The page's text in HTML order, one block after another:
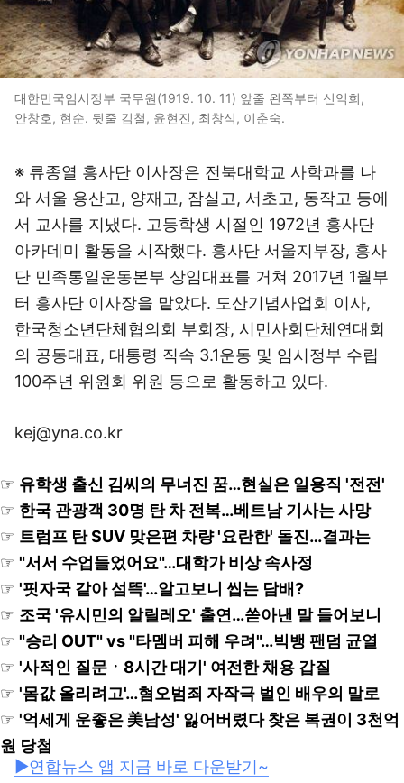
대한민국임시정부 국무원(1919. 10. 11) 앞줄 왼쪽부터 신익희,
안창호, 현순. 뒷줄 김철, 윤현진, 최창식, 이춘숙.
※ 류종열 흥사단 이사장은 전북대학교 사학과를 나
와 서울 용산고, 양재고, 잠실고, 서초고, 동작고 등에
서 교사를 지냈다. 고등학생 시절인 1972년 흥사단
아카데미 활동을 시작했다. 흥사단 서울지부장, 흥사
단 민족통일운동본부 상임대표를 거쳐 2017년 1월부
터 흥사단 이사장을 맡았다. 도산기념사업회 이사,
한국청소년단체협의회 부회장, 시민사회단체연대회
의 공동대표, 대통령 직속 3.1운동 및 임시정부 수립
100주년 위원회 위원 등으로 활동하고 있다.
kej@yna.co.kr
☞ 유학생 출신 김씨의 무너진 꿈…현실은 일용직 '전전'
☞ 한국 관광객 30명 탄 차 전복…베트남 기사는 사망
☞ 트럼프 탄 SUV 맞은편 차량 '요란한' 돌진…결과는
☞ "서서 수업들었어요"…대학가 비상 속사정
☞ '핏자국 같아 섬뜩'…알고보니 씹는 담배?
☞ 조국 '유시민의 알릴레오' 출연…쏟아낸 말 들어보니
☞ "승리 OUT" vs "타멤버 피해 우려"…빅뱅 팬덤 균열
☞ '사적인 질문ㆍ8시간 대기' 여전한 채용 갑질
☞ '몸값 올리려고'…혐오범죄 자작극 벌인 배우의 말로
☞ '억세게 운좋은 美남성' 잃어버렸다 찾은 복권이 3천억
원 당첨
▶연합뉴스 앱 지금 바로 다운받기~